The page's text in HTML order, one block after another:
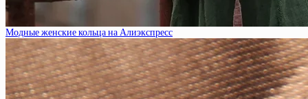
Модные женские кольца на Алиэкспресс